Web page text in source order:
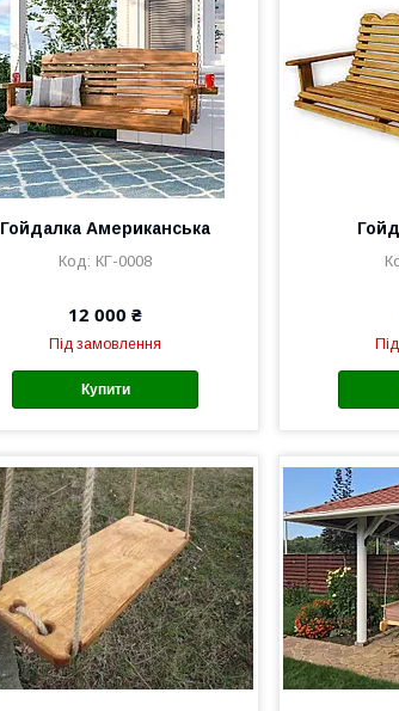
Гойдалка Американська
КГ-0008
12 000 ₴
Під замовлення
Купити